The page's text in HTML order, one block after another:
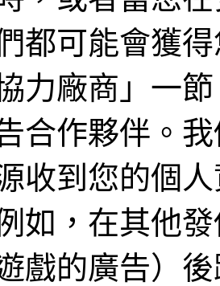
都可能會獲
協力廠商」一
合作夥伴。
收到您的個
例如，在其他
戲的廣告）